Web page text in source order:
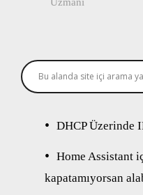
DHCP Üzerinde
Home Assistant
kapatamıyorsan